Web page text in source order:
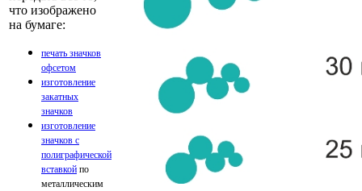
что изображено
на бумаге:
печать значков
офсетом
изготовление
закатных
значков
изготовление
значков с
полиграфической
вставкой по
металлическим